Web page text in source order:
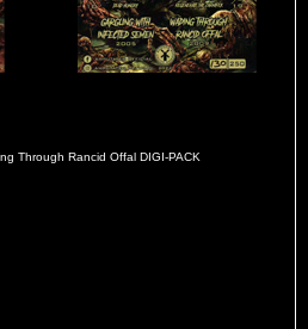
Through Rancid Offal DIGI-PACK